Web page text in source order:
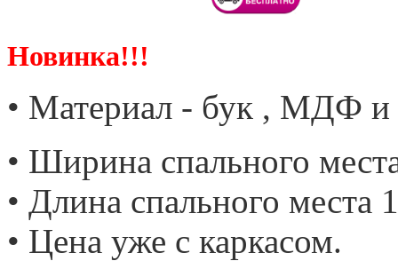
Новинка!!!
• Материал - бук , МДФ
• Ширина спального
• Длина спального места
• Цена уже с каркасом.